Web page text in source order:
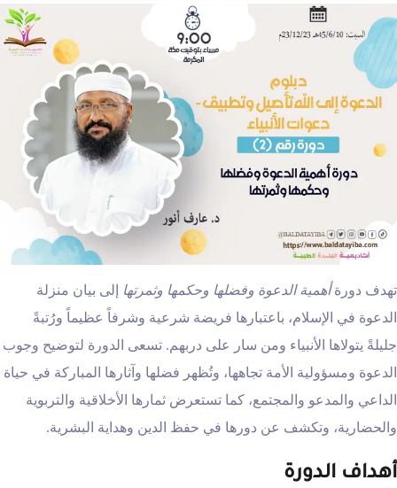
تهدف دورةأهمية الدعوة وفضلها وحكمها وثمرتها
إلى بيان منزلة
الدعوة في الإسلام، باعتبارها فريضة شرعية وشرفاً عظيماً ورُتبةً
جليلةً يتولاها الأنبياء ومن سار على دربهم. تسعى الدورة لتوضيح وجوب
الدعوة ومسؤولية الأمة تجاهها، وتُظهر فضلها وآثارها المباركة في حياة
الداعي والمدعو والمجتمع، كما تستعرض ثمارها الأخلاقية والتربوية
والحضارية، وتكشف عن دورها في حفظ الدين وهداية البشرية.
أهداف الدورة